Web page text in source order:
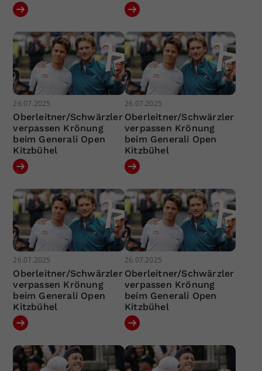
26.07.2025
Oberleitner/Schwärzler
verpassen Krönung
beim Generali Open
Kitzbühel
26.07.2025
Oberleitner/Schwärzler
verpassen Krönung
beim Generali Open
Kitzbühel
26.07.2025
Oberleitner/Schwärzler
verpassen Krönung
beim Generali Open
Kitzbühel
26.07.2025
Oberleitner/Schwärzler
verpassen Krönung
beim Generali Open
Kitzbühel